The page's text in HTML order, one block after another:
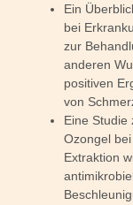
Ein
bei
zur
anderen
positiven
von
Eine Studie
Ozongel
Extraktion